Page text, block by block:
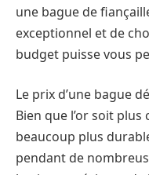
une bague de
exceptionnel et de
budget puisse vous
Le prix d’une bague
Bien que l’or soit plus
beaucoup plus
pendant de